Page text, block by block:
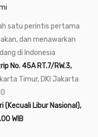
satu perintis pertama
dan menawarkan
di Indonesia
No. 45A RT.7/RW.3,
Timur, DKI Jakarta
(Kecuali Libur Nasional),
WIB